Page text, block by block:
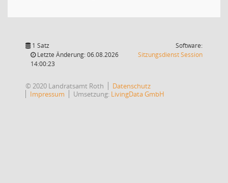
1 Satz
Letzte Änderung: 06.08.2026
14:00:23
Software:
SitzungsdienstSession(Wird in
© 2020 Landratsamt Roth
Datenschutz
Impressum
Umsetzung: LivingData GmbH